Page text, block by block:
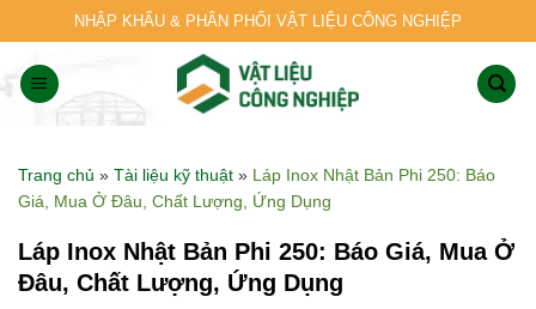
to
content
NHẬP KHẨU & PHÂN PHỐI VẬT LIỆU CÔNG NGHIỆP
Trang chủ » Tài liệu kỹ thuật » Láp Inox Nhật Bản Phi 250: Báo
Giá, Mua Ở Đâu, Chất Lượng, Ứng Dụng
Láp Inox Nhật Bản Phi 250: Báo Giá, Mua Ở
Đâu, Chất Lượng, Ứng Dụng